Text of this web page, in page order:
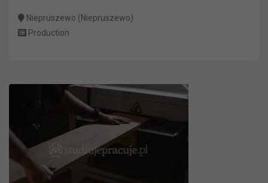
Niepruszewo (Niepruszewo)
Production